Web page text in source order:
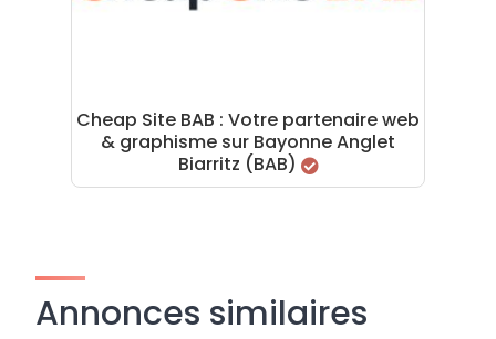
Cheap Site BAB : Votre partenaire web
& graphisme sur Bayonne Anglet
Biarritz (BAB)
Annonces similaires